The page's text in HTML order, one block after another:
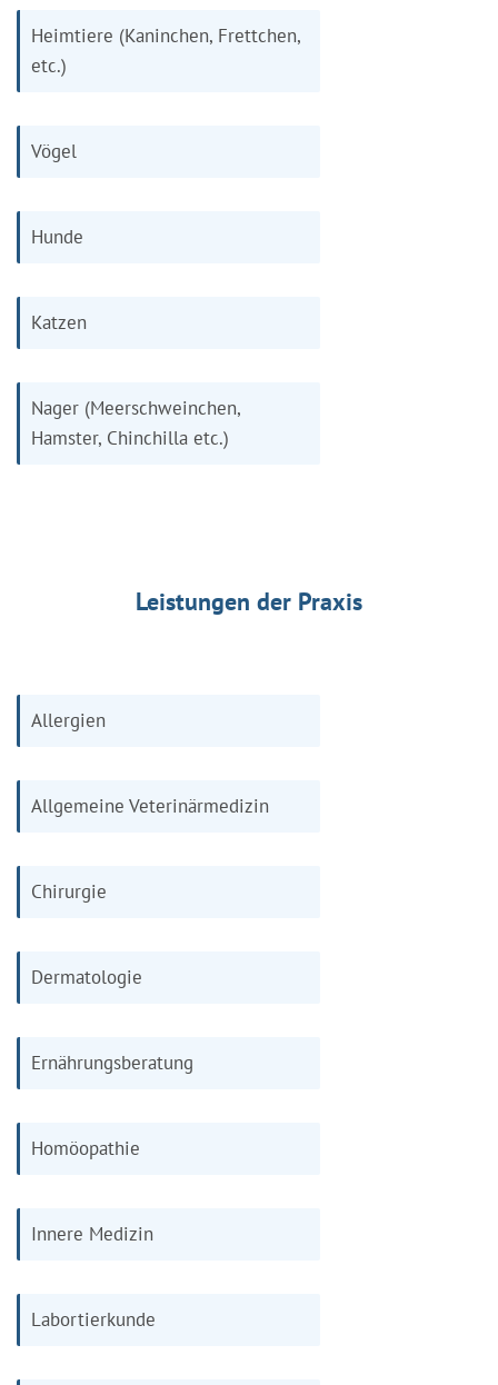
Heimtiere (Kaninchen, Frettchen,
etc.)
Vögel
Hunde
Katzen
Nager (Meerschweinchen,
Hamster, Chinchilla etc.)
Leistungen der Praxis
Allergien
Allgemeine Veterinärmedizin
Chirurgie
Dermatologie
Ernährungsberatung
Homöopathie
Innere Medizin
Labortierkunde